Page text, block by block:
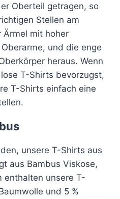
Oberteil getragen, so
Stellen am
Ärmel mit hoher
und die enge
heraus. Wenn
T-Shirts bevorzugst,
T-Shirts einfach eine
unsere T-Shirts aus
aus Bambus Viskose,
enthalten unsere T-
und 5 %